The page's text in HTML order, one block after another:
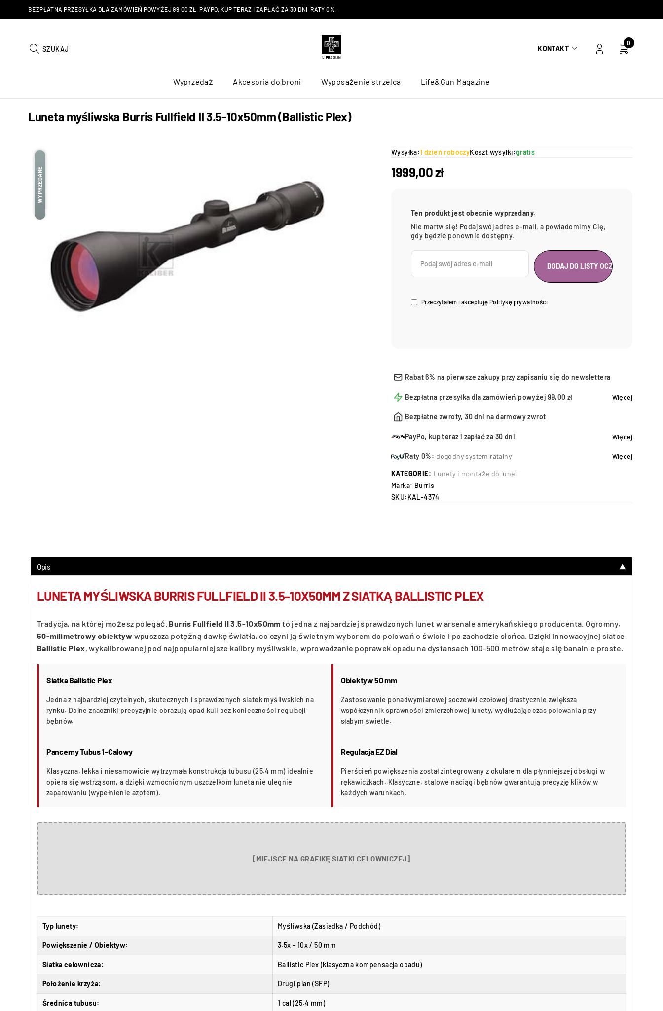
BEZPŁATNA PRZESYŁKA DLA ZAMÓWIEŃ POWYŻEJ 99,00 ZŁ. PAYPO, KUP TERAZ I ZAPŁAĆ ZA 30 DNI. RATY 0%.
SZUKAJ KONTAKT
0
Wyprzedaż Akcesoria do broni Wyposażenie strzelca Life&Gun Magazine
Luneta myśliwska Burris Fullfield II 3.5-10x50mm (Ballistic Plex)
WYPRZEDANE
Wysyłka:1 dzień roboczyKoszt wysyłki:gratis
1999,00zł
Ten produkt jest obecnie wyprzedany.
Nie martw się! Podaj swój adres e-mail, a powiadomimy Cię,
gdy będzie ponownie dostępny.
Przeczytałem i akceptuję Politykę prywatności
Rabat 6% na pierwsze zakupy przy zapisaniu się do newslettera
Bezpłatna przesyłka dla zamówień powyżej 99,00 zł Więcej
Bezpłatne zwroty, 30 dni na darmowy zwrot
PayPo, kup teraz i zapłać za 30 dni Więcej
Raty 0%: dogodny system ratalny Więcej
KATEGORIE: Lunety i montaże do lunet
Marka: Burris
SKU:KAL-4374
Opis ▼
LUNETA MYŚLIWSKA BURRIS FULLFIELD II 3.5-10X50MM Z SIATKĄ BALLISTIC PLEX
Tradycja, na której możesz polegać. Burris Fullfield II 3.5-10x50mm to jedna z najbardziej sprawdzonych lunet w arsenale amerykańskiego producenta. Ogromny,
50-milimetrowy obiektyw wpuszcza potężną dawkę światła, co czyni ją świetnym wyborem do polowań o świcie i po zachodzie słońca. Dzięki innowacyjnej siatce
Ballistic Plex, wykalibrowanej pod najpopularniejsze kalibry myśliwskie, wprowadzanie poprawek opadu na dystansach 100-500 metrów staje się banalnie proste.
Siatka Ballistic Plex
Jedna z najbardziej czytelnych, skutecznych i sprawdzonych siatek myśliwskich na
rynku. Dolne znaczniki precyzyjnie obrazują opad kuli bez konieczności regulacji
bębnów.
Obiektyw 50 mm
Zastosowanie ponadwymiarowej soczewki czołowej drastycznie zwiększa
współczynnik sprawności zmierzchowej lunety, wydłużając czas polowania przy
słabym świetle.
Pancerny Tubus 1-Calowy
Klasyczna, lekka i niesamowicie wytrzymała konstrukcja tubusu (25.4 mm) idealnie
opiera się wstrząsom, a dzięki wzmocnionym uszczelkom luneta nie ulegnie
zaparowaniu (wypełnienie azotem).
Regulacja EZ Dial
Pierścień powiększenia został zintegrowany z okularem dla płynniejszej obsługi w
rękawiczkach. Klasyczne, stalowe naciągi bębnów gwarantują precyzję klików w
każdych warunkach.
[MIEJSCE NA GRAFIKĘ SIATKI CELOWNICZEJ]
Typ lunety: Myśliwska (Zasiadka / Podchód)
Powiększenie / Obiektyw: 3.5x – 10x / 50 mm
Siatka celownicza: Ballistic Plex (klasyczna kompensacja opadu)
Położenie krzyża: Drugi plan (SFP)
Średnica tubusu: 1 cal (25.4 mm)